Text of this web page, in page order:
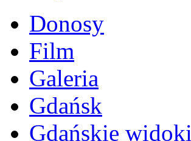
Donosy
Film
Galeria
Gdańsk
Gdańskie widoki